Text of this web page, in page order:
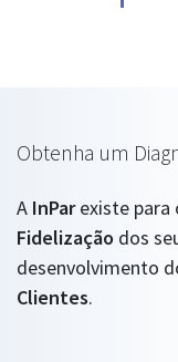
Obtenha um
A InParexiste para
Fidelização dos
desenvolvimento
Clientes.